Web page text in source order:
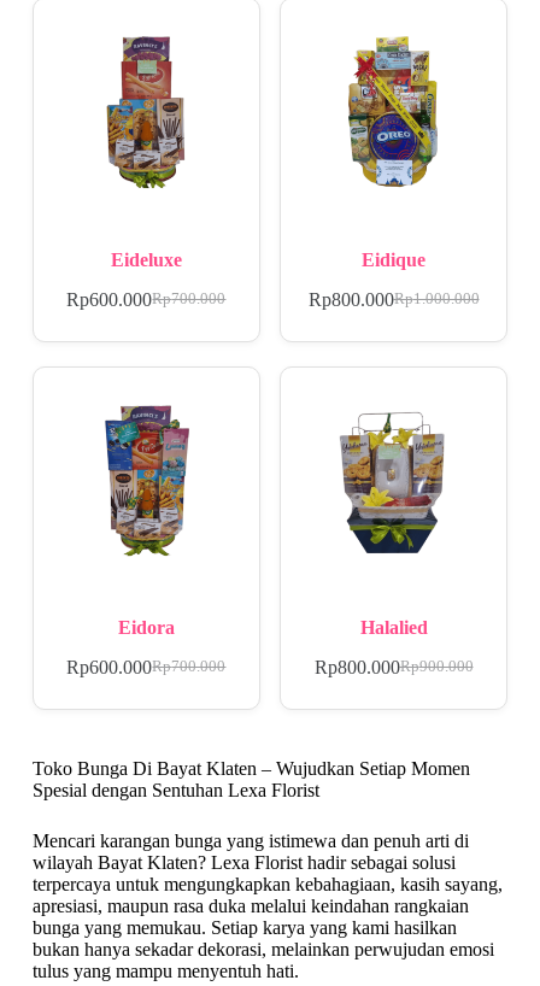
Eideluxe
Rp700.000
Rp600.000
Eidique
Rp1.000.000
Rp800.000
Eidora
Rp700.000
Rp600.000
Halalied
Rp900.000
Rp800.000
Toko Bunga Di Bayat Klaten – Wujudkan Setiap Momen
Spesial dengan Sentuhan Lexa Florist
Mencari karangan bunga yang istimewa dan penuh arti di
wilayah Bayat Klaten? Lexa Florist hadir sebagai solusi
terpercaya untuk mengungkapkan kebahagiaan, kasih sayang,
apresiasi, maupun rasa duka melalui keindahan rangkaian
bunga yang memukau. Setiap karya yang kami hasilkan
bukan hanya sekadar dekorasi, melainkan perwujudan emosi
tulus yang mampu menyentuh hati.